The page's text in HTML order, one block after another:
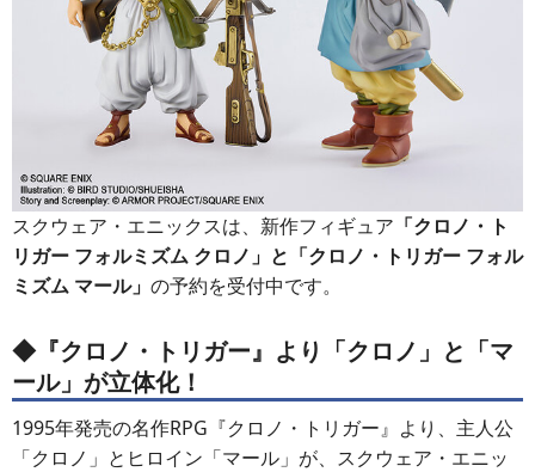
スクウェア・エニックスは、新作フィギュア 「クロノ・ト
リガー フォルミズム クロノ」と「クロノ・トリガー フォル
ミズム マール」 の予約を受付中です。
◆『クロノ・トリガー』より「クロノ」と「マ
ール」が立体化！
1995年発売の名作RPG『クロノ・トリガー』より、主人公
「クロノ」とヒロイン「マール」が、スクウェア・エニッ